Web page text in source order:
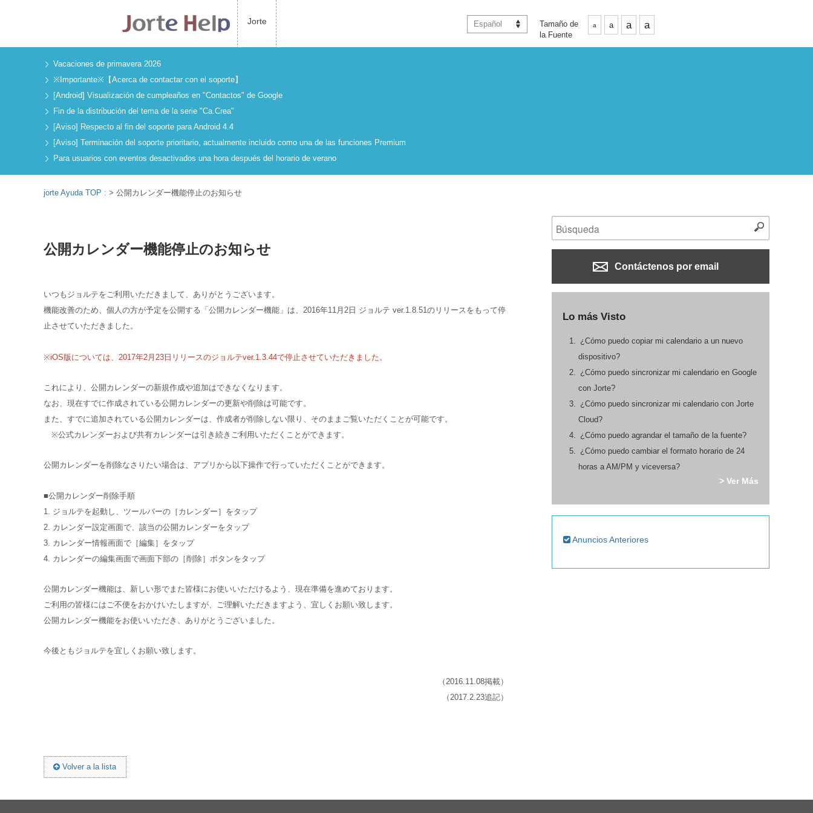
Jorte Español
Tamaño de
la Fuente
a a a a
Vacaciones de primavera 2026
※Importante※【Acerca de contactar con el soporte】
[Android] Visualización de cumpleaños en "Contactos" de Google
Fin de la distribución del tema de la serie "Ca.Crea"
[Aviso] Respecto al fin del soporte para Android 4.4
[Aviso] Terminación del soporte prioritario, actualmente incluido como una de las funciones Premium
Para usuarios con eventos desactivados una hora después del horario de verano
jorte Ayuda TOP : > 公開カレンダー機能停止のお知らせ
公開カレンダー機能停止のお知らせ
いつもジョルテをご利用いただきまして、ありがとうございます。
機能改善のため、個人の方が予定を公開する「公開カレンダー機能」は、2016年11月2日 ジョルテ ver.1.8.51のリリースをもって停
止させていただきました。
※iOS版については、2017年2月23日リリースのジョルテver.1.3.44で停止させていただきました。
これにより、公開カレンダーの新規作成や追加はできなくなります。
なお、現在すでに作成されている公開カレンダーの更新や削除は可能です。
また、すでに追加されている公開カレンダーは、作成者が削除しない限り、そのままご覧いただくことが可能です。
※公式カレンダーおよび共有カレンダーは引き続きご利用いただくことができます。
公開カレンダーを削除なさりたい場合は、アプリから以下操作で行っていただくことができます。
■公開カレンダー削除手順
1. ジョルテを起動し、ツールバーの［カレンダー］をタップ
2. カレンダー設定画面で、該当の公開カレンダーをタップ
3. カレンダー情報画面で［編集］をタップ
4. カレンダーの編集画面で画面下部の［削除］ボタンをタップ
公開カレンダー機能は、新しい形でまた皆様にお使いいただけるよう、現在準備を進めております。
ご利用の皆様にはご不便をおかけいたしますが、ご理解いただきますよう、宜しくお願い致します。
公開カレンダー機能をお使いいただき、ありがとうございました。
今後ともジョルテを宜しくお願い致します。
（2016.11.08掲載）
（2017.2.23追記）
Volver a la lista
Contáctenos por email
Lo más Visto
¿Cómo puedo copiar mi calendario a un nuevo
dispositivo?
¿Cómo puedo sincronizar mi calendario en Google
con Jorte?
¿Cómo puedo sincronizar mi calendario con Jorte
Cloud?
¿Cómo puedo agrandar el tamaño de la fuente?
¿Cómo puedo cambiar el formato horario de 24
horas a AM/PM y viceversa?
> Ver Más
Anuncios Anteriores